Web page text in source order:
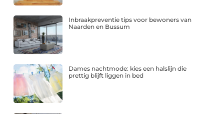
Inbraakpreventie tips voor bewoners van
Naarden en Bussum
Dames nachtmode: kies een halslijn die
prettig blijft liggen in bed